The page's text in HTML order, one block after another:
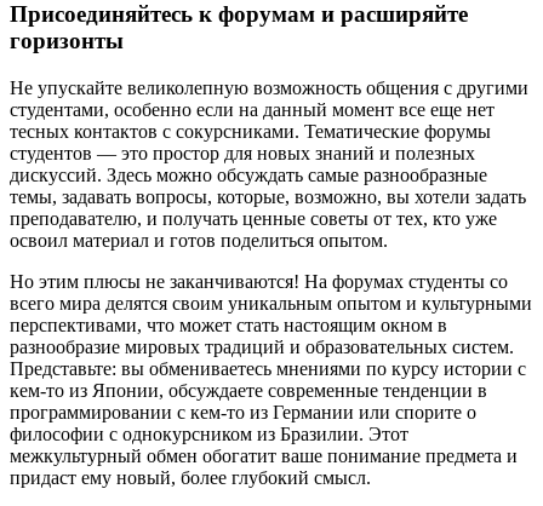
Присоединяйтесь к форумам и расширяйте
горизонты
Не упускайте великолепную возможность общения с другими
студентами, особенно если на данный момент все еще нет
тесных контактов с сокурсниками. Тематические форумы
студентов — это простор для новых знаний и полезных
дискуссий. Здесь можно обсуждать самые разнообразные
темы, задавать вопросы, которые, возможно, вы хотели задать
преподавателю, и получать ценные советы от тех, кто уже
освоил материал и готов поделиться опытом.
Но этим плюсы не заканчиваются! На форумах студенты со
всего мира делятся своим уникальным опытом и культурными
перспективами, что может стать настоящим окном в
разнообразие мировых традиций и образовательных систем.
Представьте: вы обмениваетесь мнениями по курсу истории с
кем-то из Японии, обсуждаете современные тенденции в
программировании с кем-то из Германии или спорите о
философии с однокурсником из Бразилии. Этот
межкультурный обмен обогатит ваше понимание предмета и
придаст ему новый, более глубокий смысл.